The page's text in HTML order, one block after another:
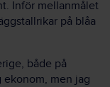
Inför mellanmålet
på blåa
både på
ekonom, men jag